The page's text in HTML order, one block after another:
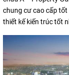
chung cư cao cấp
thiết kế kiến trúc tốt